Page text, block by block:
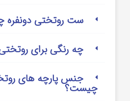
ست روتختی دونفره
چه رنگی برای
جنس پارچه های
چیست؟